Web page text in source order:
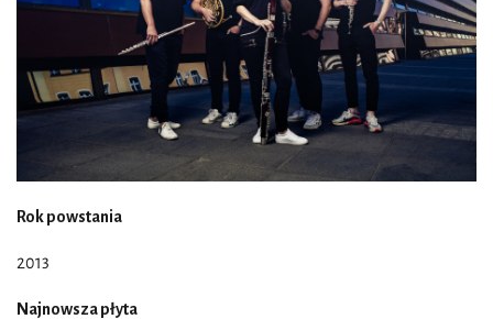
Rok powstania
2013
Najnowsza płyta